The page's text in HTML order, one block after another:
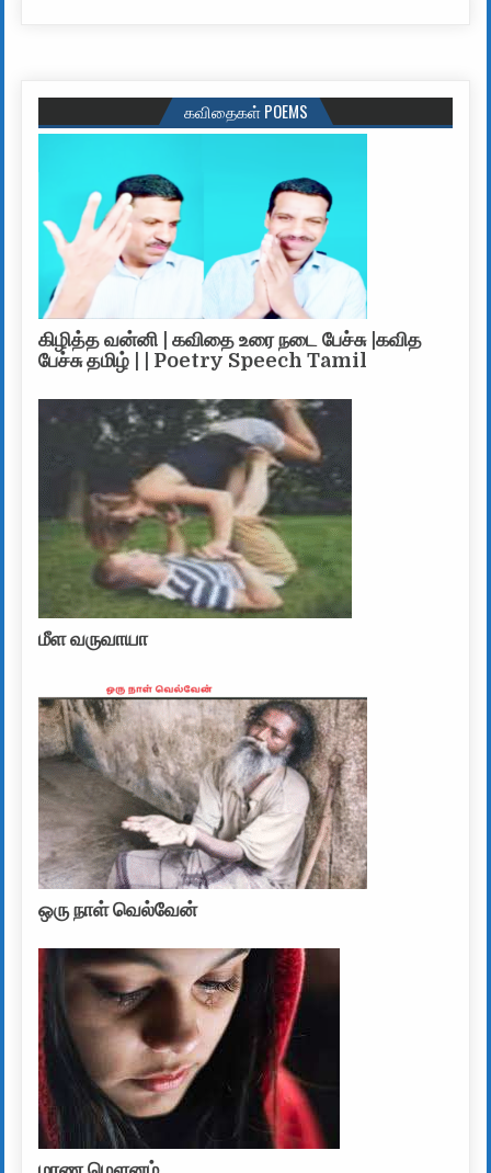
கவிதைகள் POEMS
கிழித்த வன்னி | கவிதை உரை நடை பேச்சு |கவித
பேச்சு தமிழ் | | Poetry Speech Tamil
மீள வருவாயா
ஒரு நாள் வெல்வேன்